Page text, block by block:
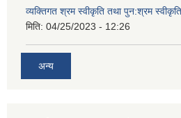
व्यक्तिगत श्रम स्वीकृति तथा पुन:श्रम
मिति: 04/25/2023 - 12:26
अन्य